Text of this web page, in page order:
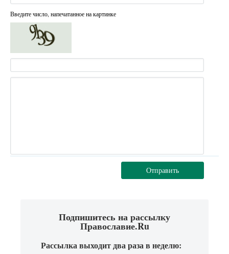
Введите число, напечатанное на картинке
Отправить
Подпишитесь на рассылку
Православие.Ru
Рассылка выходит два раза в неделю: